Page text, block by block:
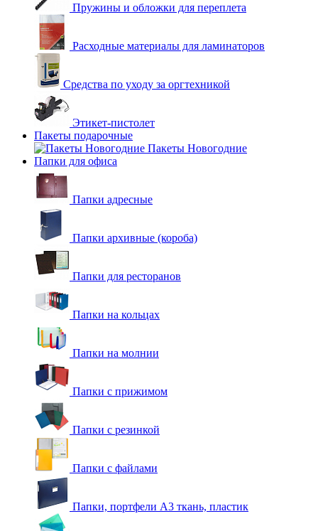
Пружины и обложки для переплета
Расходные материалы для ламинаторов
Средства по уходу за оргтехникой
Этикет-пистолет
Пакеты подарочные
Пакеты Новогодние
Папки для офиса
Папки адресные
Папки архивные (короба)
Папки для ресторанов
Папки на кольцах
Папки на молнии
Папки с прижимом
Папки с резинкой
Папки с файлами
Папки, портфели А3 ткань, пластик